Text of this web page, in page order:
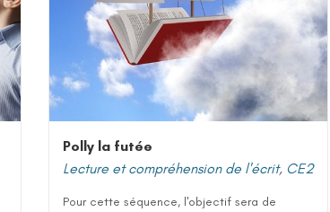
Polly la futée
Lecture et compréhension de l'écrit, CE2
Pour cette séquence, l'objectif sera de